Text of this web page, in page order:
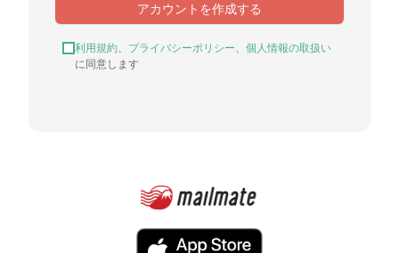
アカウントを作成する
利用規約、 プライバシーポリシー、 個人情報の取扱い
に同意します